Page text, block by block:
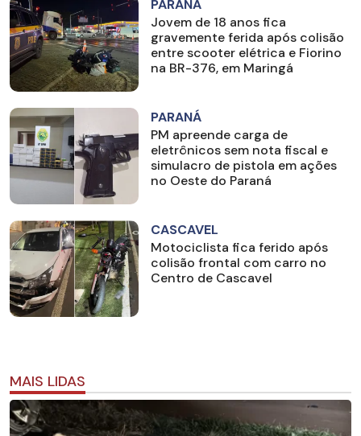
PARANÁ
Jovem de 18 anos fica
gravemente ferida após colisão
entre scooter elétrica e Fiorino
na BR-376, em Maringá
PARANÁ
PM apreende carga de
eletrônicos sem nota fiscal e
simulacro de pistola em ações
no Oeste do Paraná
CASCAVEL
Motociclista fica ferido após
colisão frontal com carro no
Centro de Cascavel
MAIS LIDAS